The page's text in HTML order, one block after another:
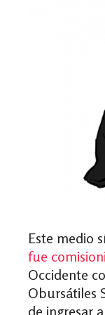
Este medio
fue
Occidente
Obursátiles
de ingresar